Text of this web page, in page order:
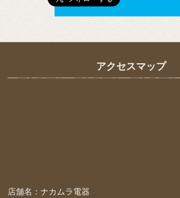
アクセスマップ
店舗名：ナカムラ電器